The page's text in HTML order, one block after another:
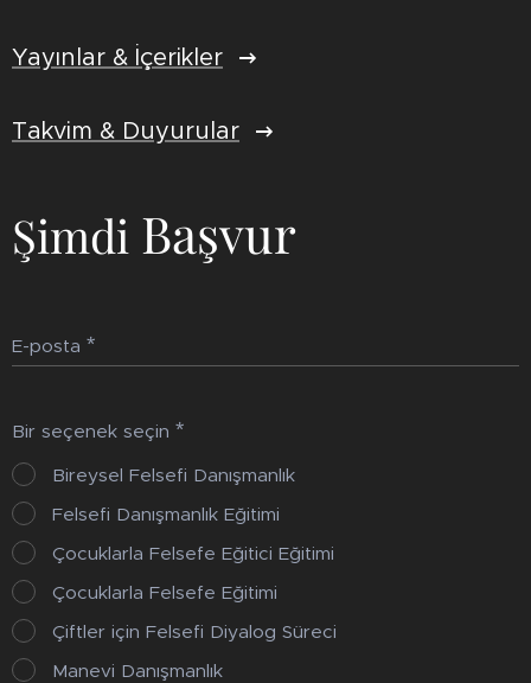
Yayınlar & İçerikler
Takvim & Duyurular
Şimdi Başvur
E-posta
Bir seçenek seçin
Bireysel Felsefi Danışmanlık
Felsefi Danışmanlık Eğitimi
Çocuklarla Felsefe Eğitici Eğitimi
Çocuklarla Felsefe Eğitimi
Çiftler için Felsefi Diyalog Süreci
Manevi Danışmanlık